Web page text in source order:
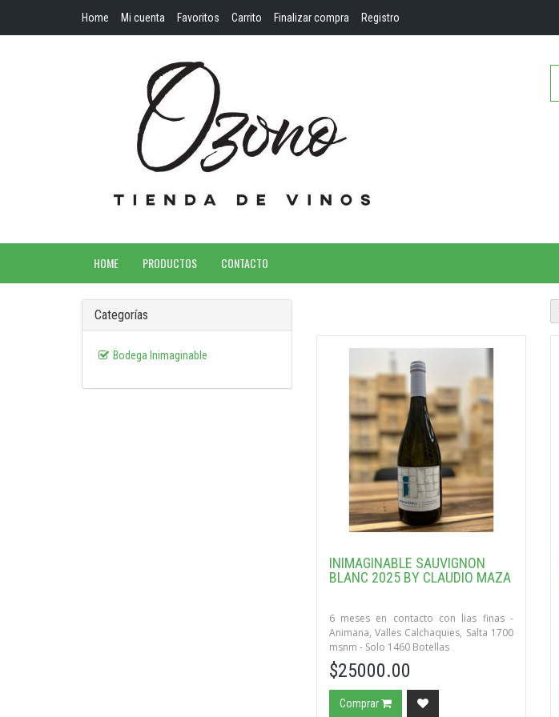
Home Mi cuenta Favoritos Carrito Finalizar compra Registro
HOME PRODUCTOS CONTACTO
Categorías
Bodega Inimaginable
INIMAGINABLE SAUVIGNON
BLANC 2025 BY CLAUDIO MAZA
6 meses en contacto con lias finas -
Animana, Valles Calchaquies, Salta 1700
msnm - Solo 1460 Botellas
$25000.00
Comprar